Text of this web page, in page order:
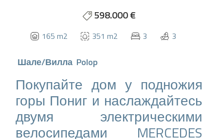
598.000 €
165 m2 351 m2 3 3
Шале/Вилла Polop
Покупайте дом у подножия
горы Пониг и наслаждайтесь
двумя электрическими
велосипедами MERCEDES